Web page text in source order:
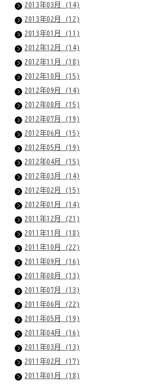
2013年03月 (14)
2013年02月 (12)
2013年01月 (11)
2012年12月 (14)
2012年11月 (18)
2012年10月 (15)
2012年09月 (14)
2012年08月 (15)
2012年07月 (19)
2012年06月 (15)
2012年05月 (19)
2012年04月 (15)
2012年03月 (14)
2012年02月 (15)
2012年01月 (14)
2011年12月 (21)
2011年11月 (18)
2011年10月 (22)
2011年09月 (16)
2011年08月 (13)
2011年07月 (13)
2011年06月 (22)
2011年05月 (19)
2011年04月 (16)
2011年03月 (13)
2011年02月 (17)
2011年01月 (18)